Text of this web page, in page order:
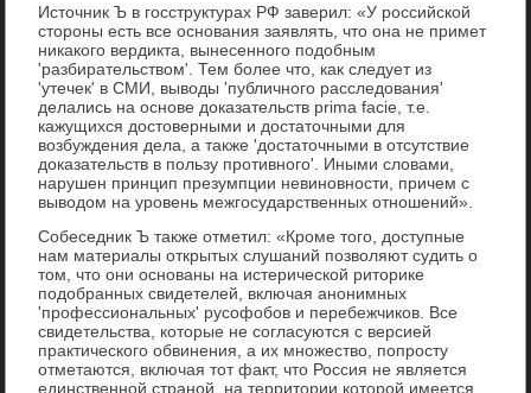
Источник Ъ в госструктурах РФ заверил: «У российской
стороны есть все основания заявлять, что она не примет
никакого вердикта, вынесенного подобным
'разбирательством'. Тем более что, как следует из
'утечек' в СМИ, выводы 'публичного расследования'
делались на основе доказательств prima facie, т.е.
кажущихся достоверными и достаточными для
возбуждения дела, а также 'достаточными в отсутствие
доказательств в пользу противного'. Иными словами,
нарушен принцип презумпции невиновности, причем с
выводом на уровень межгосударственных отношений».
Собеседник Ъ также отметил: «Кроме того, доступные
нам материалы открытых слушаний позволяют судить о
том, что они основаны на истерической риторике
подобранных свидетелей, включая анонимных
'профессиональных' русофобов и перебежчиков. Все
свидетельства, которые не согласуются с версией
практического обвинения, а их множество, попросту
отметаются, включая тот факт, что Россия не является
единственной страной, на территории которой имеется